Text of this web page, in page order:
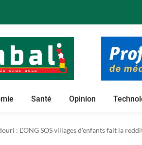
Santé Opinion
: L'ONG SOS villages d'enfants fait la